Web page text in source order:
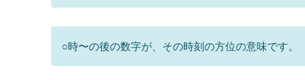
○時〜の後の数字が、その時刻の方位の意味です。